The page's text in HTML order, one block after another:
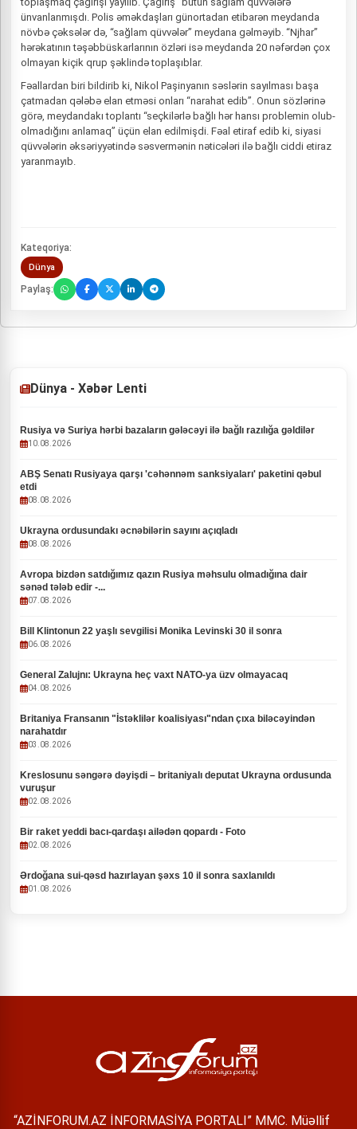
ünvanlanmışdı. Polis əməkdaşları günortadan etibarən meydanda
növbə çəksələr də, “sağlam qüvvələr” meydana gəlməyib. “Njhar”
hərəkatının təşəbbüskarlarının özləri isə meydanda 20 nəfərdən çox
olmayan kiçik qrup şəklində toplaşıblar.
Fəallardan biri bildirib ki, Nikol Paşinyanın səslərin sayılması başa
çatmadan qələbə elan etməsi onları “narahat edib”. Onun sözlərinə
görə, meydandakı toplantı “seçkilərlə bağlı hər hansı problemin olub-
olmadığını anlamaq” üçün elan edilmişdi. Fəal etiraf edib ki, siyasi
qüvvələrin əksəriyyətində səsvermənin nəticələri ilə bağlı ciddi etiraz
yaranmayıb.
Kateqoriya:
Dünya
Paylaş:
Dünya - Xəbər Lenti
Rusiya və Suriya hərbi bazaların gələcəyi ilə bağlı razılığa gəldilər
10.08.2026
ABŞ Senatı Rusiyaya qarşı 'cəhənnəm sanksiyaları' paketini qəbul
etdi
08.08.2026
Ukrayna ordusundakı əcnəbilərin sayını açıqladı
08.08.2026
Avropa bizdən satdığımız qazın Rusiya məhsulu olmadığına dair
sənəd tələb edir -...
07.08.2026
Bill Klintonun 22 yaşlı sevgilisi Monika Levinski 30 il sonra
06.08.2026
General Zalujnı: Ukrayna heç vaxt NATO-ya üzv olmayacaq
04.08.2026
Britaniya Fransanın "İstəklilər koalisiyası"ndan çıxa biləcəyindən
narahatdır
03.08.2026
Kreslosunu səngərə dəyişdi – britaniyalı deputat Ukrayna ordusunda
vuruşur
02.08.2026
Bir raket yeddi bacı-qardaşı ailədən qopardı - Foto
02.08.2026
Ərdoğana sui-qəsd hazırlayan şəxs 10 il sonra saxlanıldı
01.08.2026
“AZİNFORUM.AZ İNFORMASİYA PORTALI” MMC. Müəllif